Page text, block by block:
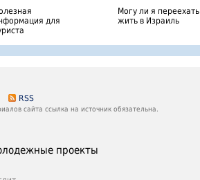
для
Могу ли я переехать
жить в Израиль
RSS
сайта ссылка на источник обязательна.
проекты